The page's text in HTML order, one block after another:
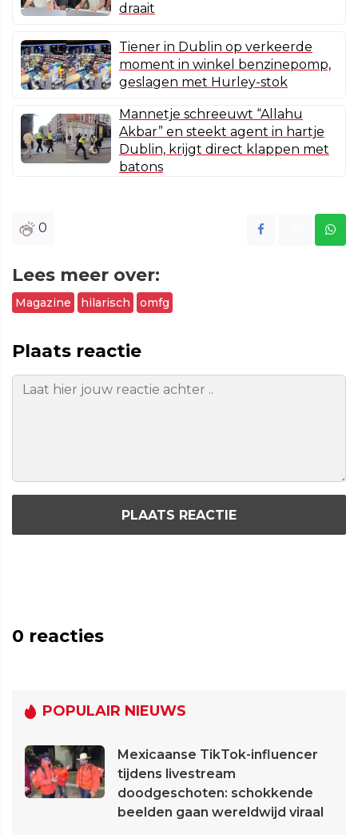
draait
Tiener in Dublin op verkeerde
moment in winkel benzinepomp,
geslagen met Hurley-stok
Mannetje schreeuwt “Allahu
Akbar” en steekt agent in hartje
Dublin, krijgt direct klappen met
batons
0
Lees meer over:
Magazine hilarisch omfg
Plaats reactie
PLAATS REACTIE
0 reacties
POPULAIR NIEUWS
Mexicaanse TikTok-influencer
tijdens livestream
doodgeschoten: schokkende
beelden gaan wereldwijd viraal